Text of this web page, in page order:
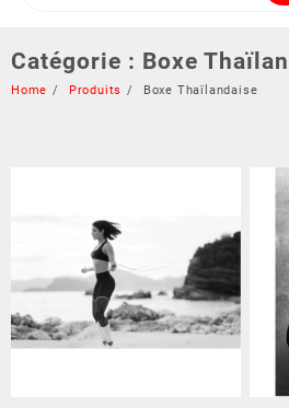
Catégorie : Boxe
Home Produits Boxe Thaïlandaise